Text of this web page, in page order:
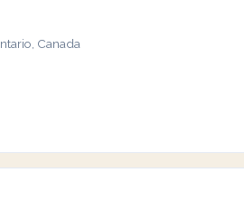
Canada